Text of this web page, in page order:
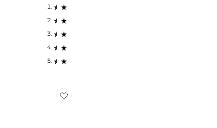
Favorite PATCHS POUR LES YEUX JET LAG